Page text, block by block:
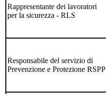
Rappresentante dei lavoratori
per la sicurezza - RLS
Responsabile del servizio di
Prevenzione e Protezione RSPP